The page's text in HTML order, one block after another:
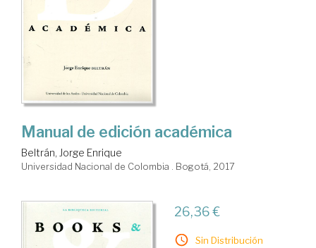
Manual de edición académica
Beltrán, Jorge Enrique
Universidad Nacional de Colombia . Bogotá, 2017
26,36 €
Sin Distribución